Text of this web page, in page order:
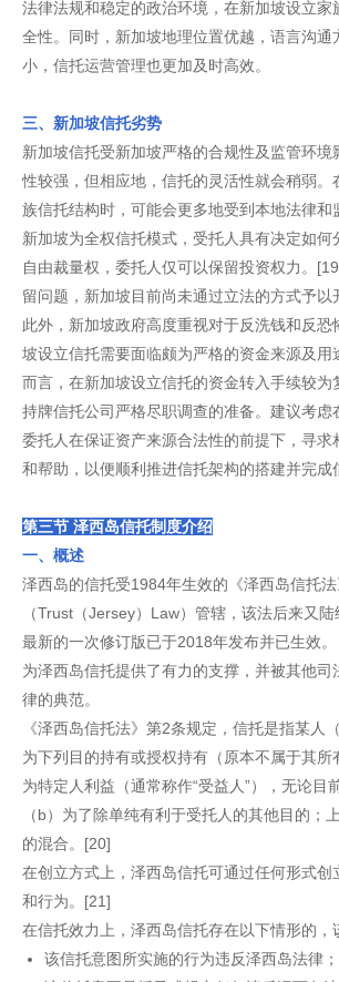
法律法规和稳定的政治环境，在新加坡设立家
全性。同时，新加坡地理位置优越，语言沟通
小，信托运营管理也更加及时高效。
三、新加坡信托劣势
新加坡信托受新加坡严格的合规性及监管环境
性较强，但相应地，信托的灵活性就会稍弱。
族信托结构时，可能会更多地受到本地法律和
新加坡为全权信托模式，受托人具有决定如何
自由裁量权，委托人仅可以保留投资权力。
留问题，新加坡目前尚未通过立法的方式予以
此外，新加坡政府高度重视对于反洗钱和反恐
坡设立信托需要面临颇为严格的资金来源及用
而言，在新加坡设立信托的资金转入手续较为
持牌信托公司严格尽职调查的准备。建议考虑
委托人在保证资产来源合法性的前提下，寻求
和帮助，以便顺利推进信托架构的搭建并完成
第三节 泽西岛信托制度介绍
一、概述
泽西岛的信托受1984年生效的《泽西岛信托法
（Trust（Jersey）Law）管辖，该法后来又陆
最新的一次修订版已于2018年发布并已生效。
为泽西岛信托提供了有力的支撑，并被其他司
律的典范。
《泽西岛信托法》第2条规定，信托是指某人
为下列目的持有或授权持有（原本不属于其所
为特定人利益（通常称作“受益人”），无论目
（b）为了除单纯有利于受托人的其他目的；
的混合。[20]
在创立方式上，泽西岛信托可通过任何形式创
和行为。[21]
在信托效力上，泽西岛信托存在以下情形的，
该信托意图所实施的行为违反泽西岛法律；